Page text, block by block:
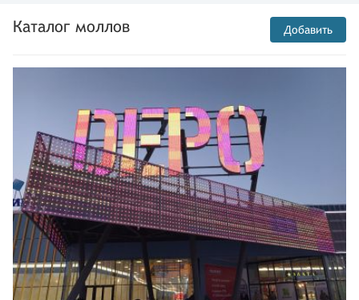
Каталог моллов Добавить